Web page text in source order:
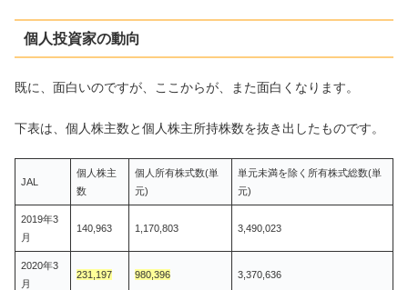
個人投資家の動向
既に、面白いのですが、ここからが、また面白くなります。
下表は、個人株主数と個人株主所持株数を抜き出したものです。
JAL
個人株主
数
個人所有株式数(単
元)
単元未満を除く所有株式総数(単
元)
2019年3
月
140,963 1,170,803 3,490,023
2020年3
月
231,197 980,396 3,370,636